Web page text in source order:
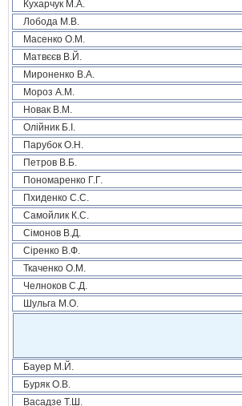
Кухарчук М.А.
Лобода М.В.
Масенко О.М.
Матвєєв В.Й.
Мироненко В.А.
Мороз А.М.
Новак В.М.
Олійник Б.І.
Парубок О.Н.
Петров В.Б.
Пономаренко Г.Г.
Пхиденко С.С.
Самойлик К.С.
Сімонов В.Д.
Сіренко В.Ф.
Ткаченко О.М.
Челноков С.Д.
Шульга М.О.
Бауер М.Й.
Буряк О.В.
Васадзе Т.Ш.